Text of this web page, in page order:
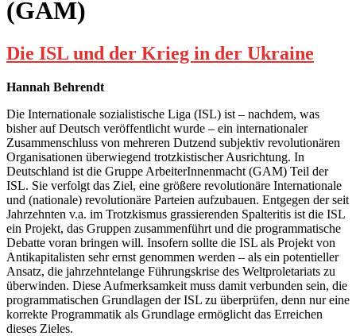
(GAM)
Die ISL und der Krieg in der Ukraine
Hannah Behrendt
Die Internationale sozialistische Liga (ISL) ist – nachdem, was
bisher auf Deutsch veröffentlicht wurde – ein internationaler
Zusammenschluss von mehreren Dutzend subjektiv revolutionären
Organisationen überwiegend trotzkistischer Ausrichtung. In
Deutschland ist die Gruppe ArbeiterInnenmacht (GAM) Teil der
ISL. Sie verfolgt das Ziel, eine größere revolutionäre Internationale
und (nationale) revolutionäre Parteien aufzubauen. Entgegen der seit
Jahrzehnten v.a. im Trotzkismus grassierenden Spalteritis ist die ISL
ein Projekt, das Gruppen zusammenführt und die programmatische
Debatte voran bringen will. Insofern sollte die ISL als Projekt von
Antikapitalisten sehr ernst genommen werden – als ein potentieller
Ansatz, die jahrzehntelange Führungskrise des Weltproletariats zu
überwinden. Diese Aufmerksamkeit muss damit verbunden sein, die
programmatischen Grundlagen der ISL zu überprüfen, denn nur eine
korrekte Programmatik als Grundlage ermöglicht das Erreichen
dieses Zieles.